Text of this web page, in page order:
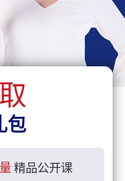
包
精品公开课